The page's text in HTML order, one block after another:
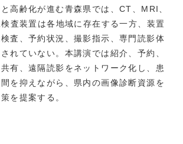
高齢化が進む青森県では、CT、MRI、
査装置は各地域に存在する一方、装置
査、予約状況、撮影指示、専門読影体
れていない。本講演では紹介、予約、
有、遠隔読影をネットワーク化し、患
を抑えながら、県内の画像診断資源を
を提案する。